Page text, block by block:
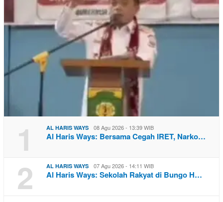
1 AL HARIS WAYS 08 Agu 2026 - 13:39 WIB
Al Haris Ways: Bersama Cegah IRET, Narko…
2 AL HARIS WAYS 07 Agu 2026 - 14:11 WIB
Al Haris Ways: Sekolah Rakyat di Bungo H…